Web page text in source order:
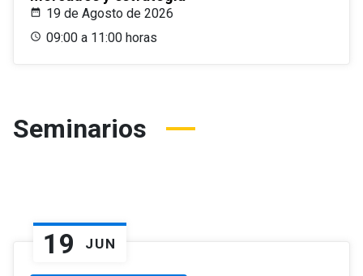
19 de Agosto de 2026
09:00 a 11:00 horas
Seminarios
19 JUN